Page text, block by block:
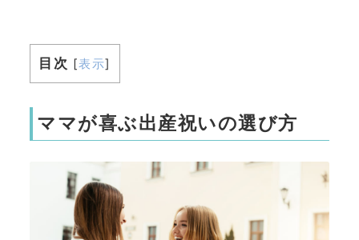
目次 [表示]
ママが喜ぶ出産祝いの選び方